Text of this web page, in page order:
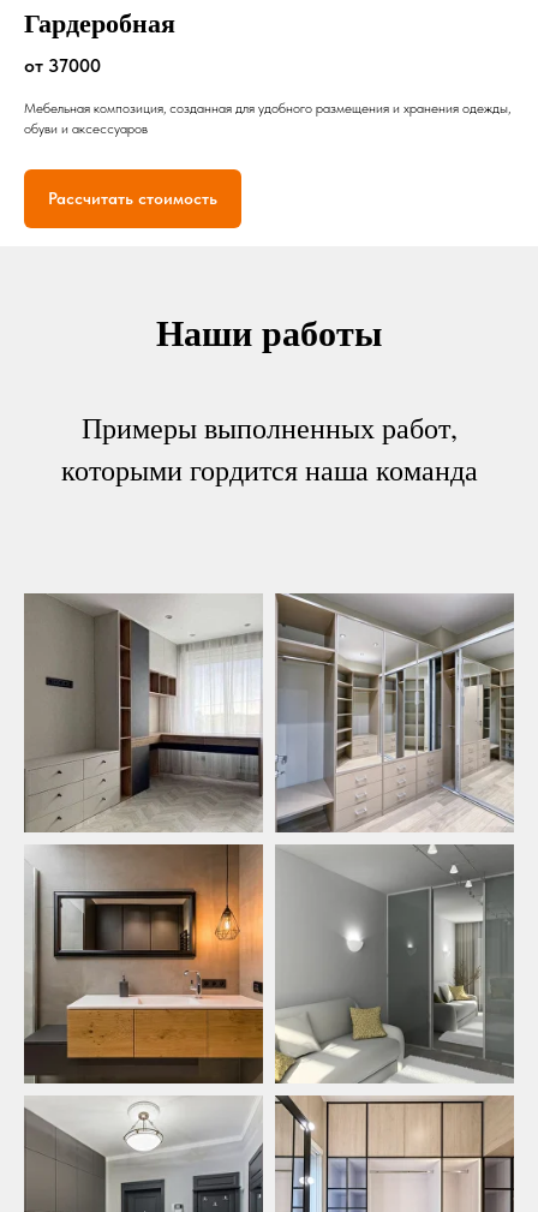
Гардеробная
от 37000
Мебельная композиция, созданная для удобного размещения и хранения одежды,
обуви и аксессуаров
Рассчитать стоимость
Наши работы
Примеры выполненных работ,
которыми гордится наша команда